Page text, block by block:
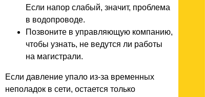
Если напор слабый, значит, проблема
в водопроводе.
Позвоните в управляющую компанию,
чтобы узнать, не ведутся ли работы
на магистрали.
Если давление упало из-за временных
неполадок в сети, остается только